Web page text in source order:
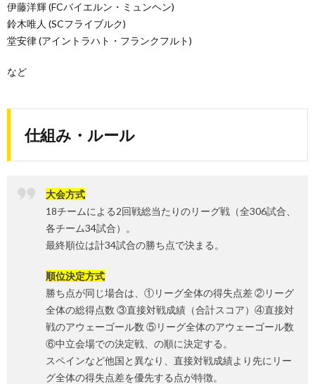
伊藤洋輝 (FCバイエルン・ミュンヘン)
鈴木唯人 (SCフライブルク)
堂安律 (アイントラハト・フランクフルト)
など
仕組み・ルール
大会方式
18チームによる2回戦総当たりのリーグ戦（全306試合、
各チーム34試合）。
最終順位は計34試合の勝ち点で決まる。
順位決定方式
勝ち点が同じ場合は、①リーグ全体の得失点差 ②リーグ
全体の総得点数 ③直接対戦成績（合計スコア）④直接対
戦のアウェーゴール数 ⑤リーグ全体のアウェーゴール数
⑥中立会場での決定戦、の順に決定する。
スペインなど他国と異なり、直接対戦成績より先にリー
グ全体の得失点差を優先する点が特徴。